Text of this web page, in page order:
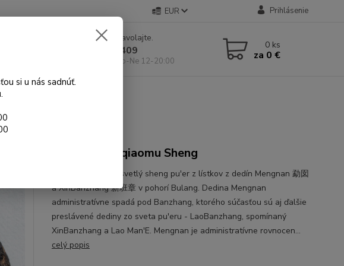
EUR Prihlásenie
Neviete si rady? Zavolajte.
+421 904 546 409
Po-Pia 11-19:00, So-Ne 12-20:00
0 ks
za 0 €
BulangShan qiaomu Sheng
Ukážkovo vyzretý svetlý sheng pu'er z lístkov z dedín Mengnan 勐囡
a XinBanzhang 新班章 v pohorí Bulang. Dedina Mengnan
administratívne spadá pod Banzhang, ktorého súčasťou sú aj ďalšie
preslávené dediny zo sveta pu'eru - LaoBanzhang, spomínaný
XinBanzhang a Lao Man'E. Mengnan je administratívne rovnocen...
celý popis
si u nás sadnúť.